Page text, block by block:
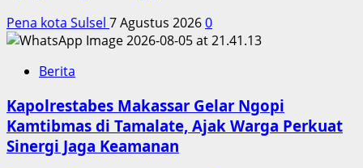
Pena kota Sulsel 7 Agustus 20260
Berita
Kapolrestabes Makassar Gelar Ngopi
Kamtibmas di Tamalate, Ajak Warga Perkuat
Sinergi Jaga Keamanan